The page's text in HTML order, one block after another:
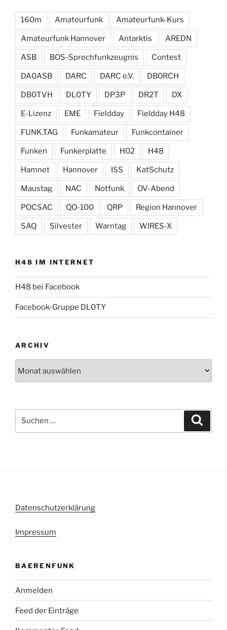
160m Amateurfunk Amateurfunk-Kurs
Amateurfunk Hannover Antarktis AREDN
ASB BOS-Sprechfunkzeugnis Contest
DA0ASB DARC DARC e.V. DB0RCH
DB0TVH DL0TY DP3P DR2T DX
E-Lizenz EME Fieldday Fieldday H48
FUNK.TAG Funkamateur Funkcontainer
Funken Funkerplatte H02 H48
Hamnet Hannover ISS KatSchutz
Maustag NAC Notfunk OV-Abend
POCSAC QO-100 QRP Region Hannover
SAQ Silvester Warntag WIRES-X
H48 IM INTERNET
H48 bei Facebook
Facebook-Gruppe DL0TY
ARCHIV
nach:
Datenschutzerklärung
Impressum
BAERENFUNK
Anmelden
Feed der Einträge